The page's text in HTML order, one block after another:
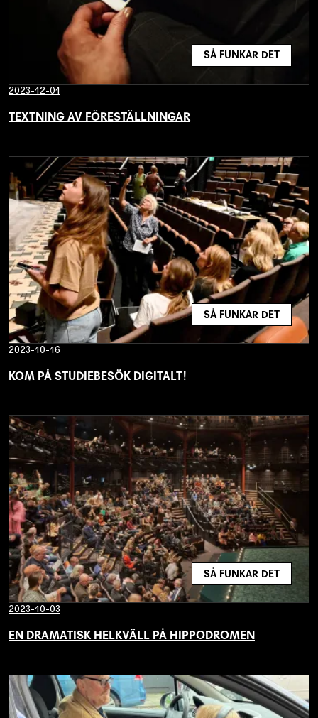
SÅ FUNKAR DET
2023-12-01
TEXTNING AV FÖRESTÄLLNINGAR
SÅ FUNKAR DET
2023-10-16
KOM PÅ STUDIEBESÖK DIGITALT!
SÅ FUNKAR DET
2023-10-03
EN DRAMATISK HELKVÄLL PÅ HIPPODROMEN